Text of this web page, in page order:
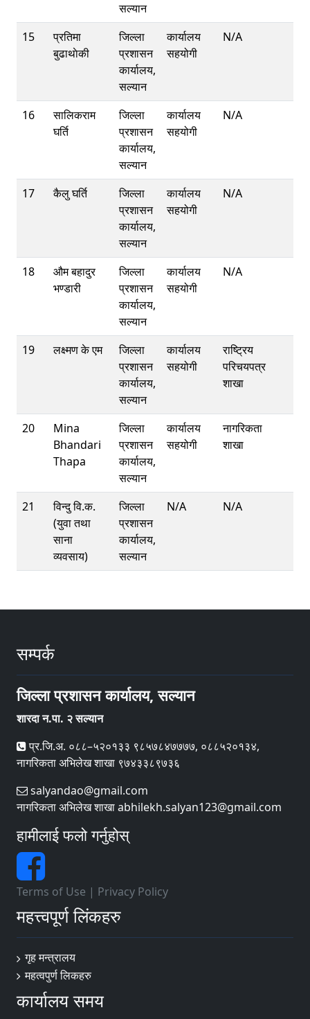
सल्यान
15
प्रतिमा
बुढाथाेकी
जिल्ला
प्रशासन
कार्यालय,
सल्यान
कार्यालय
सहयोगी
N/A
16
सालिकराम
घर्ति
जिल्ला
प्रशासन
कार्यालय,
सल्यान
कार्यालय
सहयोगी
N/A
17 कैलु घर्ति
जिल्ला
प्रशासन
कार्यालय,
सल्यान
कार्यालय
सहयोगी
N/A
18
औम बहादुर
भण्डारी
जिल्ला
प्रशासन
कार्यालय,
सल्यान
कार्यालय
सहयोगी
N/A
19 लक्ष्मण के एम
जिल्ला
प्रशासन
कार्यालय,
सल्यान
कार्यालय
सहयोगी
राष्ट्रिय
परिचयपत्र
शाखा
20
Mina
Bhandari
Thapa
जिल्ला
प्रशासन
कार्यालय,
सल्यान
कार्यालय
सहयोगी
नागरिकता
शाखा
21
विन्दु वि.क.
(युवा तथा
साना
व्यवसाय)
जिल्ला
प्रशासन
कार्यालय,
सल्यान
N/A N/A
सम्पर्क
जिल्ला प्रशासन कार्यालय, सल्यान
शारदा न.पा. २ सल्यान
प्र.जि.अ. ०८८–५२०१३३ ९८५७८४७७७७, ०८८५२०१३४,
नागरिकता अभिलेख शाखा ९७४३३८९७३६
salyandao@gmail.com
नागरिकता अभिलेख शाखा abhilekh.salyan123@gmail.com
हामीलाई फलो गर्नुहोस्
Terms of Use | Privacy Policy
महत्त्वपूर्ण लिंकहरु
गृह मन्त्रालय
महत्वपुर्ण लि‌कहरु
कार्यालय समय